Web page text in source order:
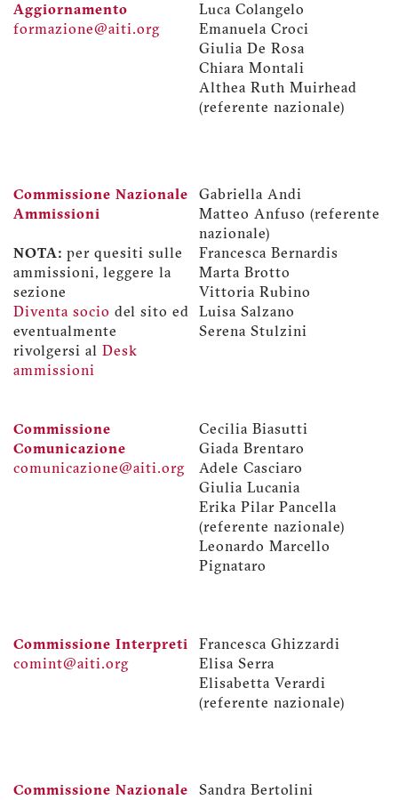
Aggiornamento
formazione@aiti.org
Luca Colangelo
Emanuela Croci
Giulia De Rosa
Chiara Montali
Althea Ruth Muirhead
(referente nazionale)
Commissione Nazionale
Ammissioni
NOTA: per quesiti sulle
ammissioni, leggere la
sezione
Diventa socio del sito ed
eventualmente
rivolgersi al Desk
ammissioni
Gabriella Andi
Matteo Anfuso (referente
nazionale)
Francesca Bernardis
Marta Brotto
Vittoria Rubino
Luisa Salzano
Serena Stulzini
Commissione
Comunicazione
comunicazione@aiti.org
Cecilia Biasutti
Giada Brentaro
Adele Casciaro
Giulia Lucania
Erika Pilar Pancella
(referente nazionale)
Leonardo Marcello
Pignataro
Commissione Interpreti
comint@aiti.org
Francesca Ghizzardi
Elisa Serra
Elisabetta Verardi
(referente nazionale)
Commissione Nazionale
Sandra Bertolini